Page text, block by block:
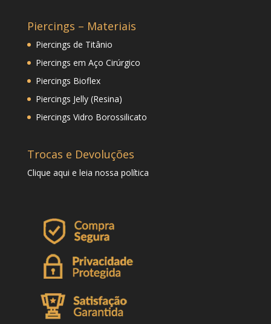
Piercings – Materiais
Piercings de Titânio
Piercings em Aço Cirúrgico
Piercings Bioflex
Piercings Jelly (Resina)
Piercings Vidro Borossilicato
Trocas e Devoluções
Clique aqui e leia nossa política